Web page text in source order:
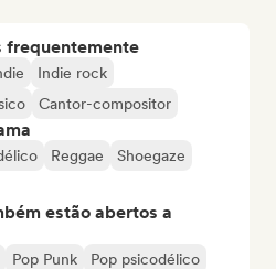
frequentemente
Indie rock
Cantor-compositor
Reggae
Shoegaze
estão abertos a
Pop Punk
Pop psicodélico